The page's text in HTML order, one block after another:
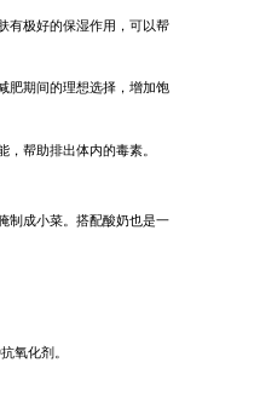
有极好的保湿作用，可以帮
肥期间的理想选择，增加饱
，帮助排出体内的毒素。
制成小菜。搭配酸奶也是一
氧化剂。